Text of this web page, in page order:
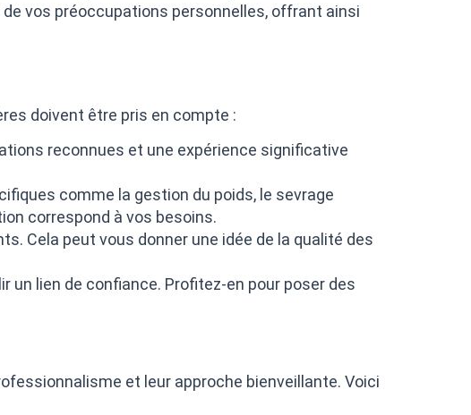
vos préoccupations personnelles, offrant ainsi
doivent être pris en compte :
reconnues et une expérience significative
comme la gestion du poids, le sevrage
correspond à vos besoins.
Cela peut vous donner une idée de la qualité des
un lien de confiance. Profitez-en pour poser des
et leur approche bienveillante. Voici